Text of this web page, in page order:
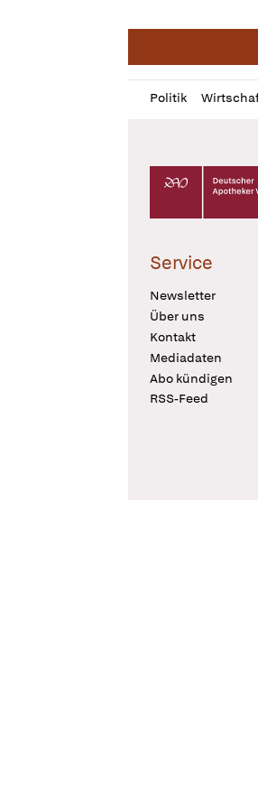
Politik
Profil
öffnen
Daz
Pur
Deutscher
Service
Newsletter
Über uns
Kontakt
Mediadaten
Abo kündigen
RSS-Feed